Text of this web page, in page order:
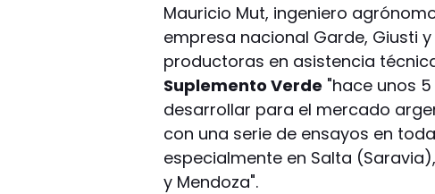
Mauricio Mut, ingeniero
empresa nacional Garde, Giusti
productoras en asistencia
Suplemento Verde "hace unos
desarrollar para el mercado
con una serie de ensayos en
especialmente en Salta
y Mendoza".